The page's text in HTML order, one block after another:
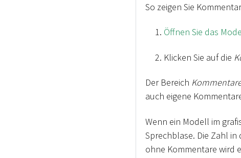
So zeigen Sie
Öffnen Sie das
Klicken Sie auf die
Der Bereich
auch eigene
Wenn ein Modell im
Sprechblase. Die Zahl
ohne Kommentare wird